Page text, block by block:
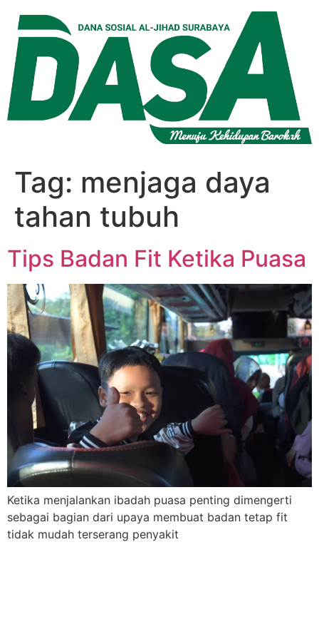
konten
Tag: menjaga daya
tahan tubuh
Tips Badan Fit Ketika Puasa
Ketika menjalankan ibadah puasa penting dimengerti
sebagai bagian dari upaya membuat badan tetap fit
tidak mudah terserang penyakit